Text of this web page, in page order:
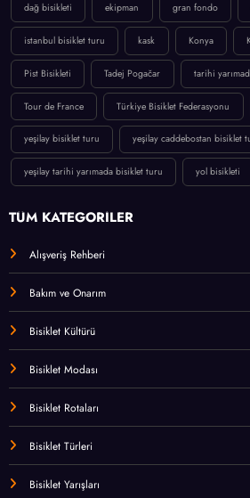
dağ bisikleti ekipman gran fondo
istanbul bisiklet turu kask Konya
Pist Bisikleti Tadej Pogačar tarihi
Tour de France Türkiye Bisiklet Federasyonu
yeşilay bisiklet turu yeşilay caddebostan bisiklet
yeşilay tarihi yarımada bisiklet turu yol bisikleti
TÜM KATEGORİLER
Alışveriş Rehberi
Bakım ve Onarım
Bisiklet Kültürü
Bisiklet Modası
Bisiklet Rotaları
Bisiklet Türleri
Bisiklet Yarışları